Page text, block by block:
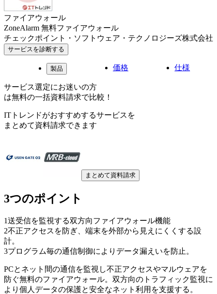
ファイアウォール
ZoneAlarm 無料ファイアウォール
チェックポイント・ソフトウェア・テクノロジーズ株式会社
サービスを診断する
製品 価格 仕様
サービス選定にお迷いの方
は無料の一括資料請求で比較！
ITトレンドがおすすめするサービスを
まとめて資料請求できます
まとめて資料請求
3つのポイント
1送受信を監視する双方向ファイアウォール機能
2不正アクセスを防ぎ、端末を外部から見えにくくする設
計。
3プログラム毎の通信制御によりデータ漏えいを防止。
PCとネット間の通信を監視し不正アクセスやマルウェアを
防ぐ無料のファイアウォール。双方向のトラフィック監視に
より個人データの保護と安全なネット利用を支援する。